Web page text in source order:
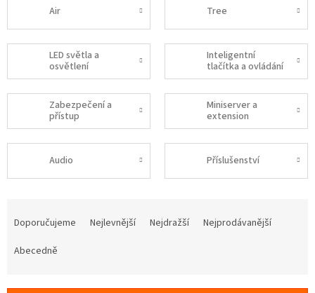
Air Tree
LED světla a
osvětlení
Inteligentní
tlačítka a ovládání
Zabezpečení a
přístup
Miniserver a
extension
Audio Příslušenství
Doporučujeme Nejlevnější Nejdražší
Nejprodávanější
Abecedně